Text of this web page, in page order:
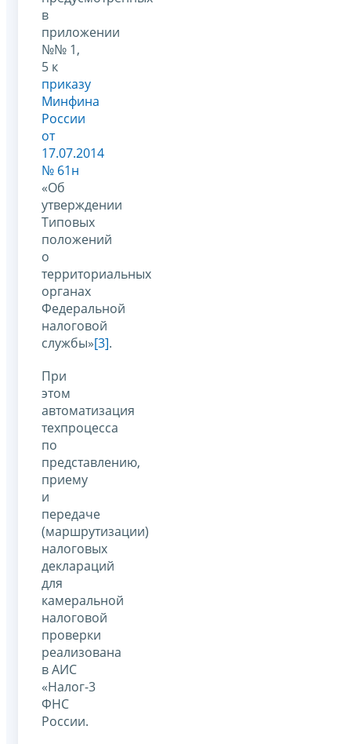
в
приложении
№№ 1,
5 к
приказу
Минфина
России
от
17.07.2014
№ 61н
«Об
утверждении
Типовых
положений
о
территориальных
органах
Федеральной
налоговой
службы»[3].
При
этом
автоматизация
техпроцесса
по
представлению,
приему
и
передаче
(маршрутизации)
налоговых
деклараций
для
камеральной
налоговой
проверки
реализована
в АИС
«Налог-3
ФНС
России.